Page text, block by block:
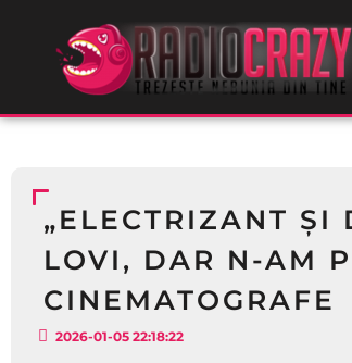
„ELECTRIZANT ȘI
LOVI, DAR N-AM
CINEMATOGRAFE
2026-01-05 22:18:22